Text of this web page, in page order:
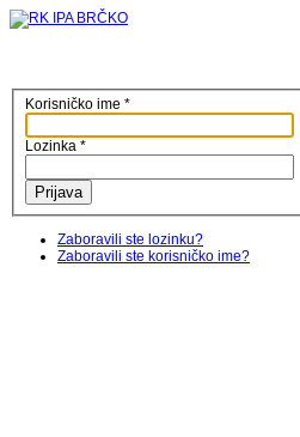
Korisničko ime *
Lozinka *
Prijava
Zaboravili ste lozinku?
Zaboravili ste korisničko ime?